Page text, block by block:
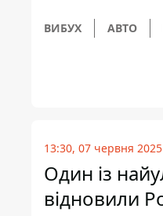
ВИБУХ АВТО
13:30, 07 червня 2025
Один із
відновили